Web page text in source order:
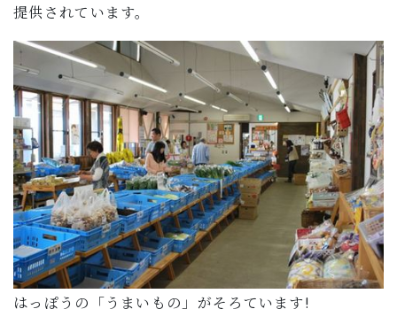
提供されています。
はっぽうの「うまいもの」がそろています!